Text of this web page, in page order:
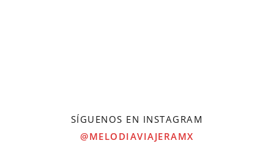
SÍGUENOS EN INSTAGRAM
@MELODIAVIAJERAMX